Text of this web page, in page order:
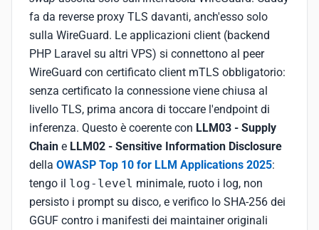
fa da reverse proxy TLS davanti, anch'esso solo
sulla WireGuard. Le applicazioni client (backend
PHP Laravel su altri VPS) si connettono al peer
WireGuard con certificato client mTLS obbligatorio:
senza certificato la connessione viene chiusa al
livello TLS, prima ancora di toccare l'endpoint di
inferenza. Questo è coerente con LLM03 - Supply
Chain e LLM02 - Sensitive Information Disclosure
della OWASP Top 10 for LLM Applications 2025:
tengo il log-level minimale, ruoto i log, non
persisto i prompt su disco, e verifico lo SHA-256 dei
GGUF contro i manifesti dei maintainer originali